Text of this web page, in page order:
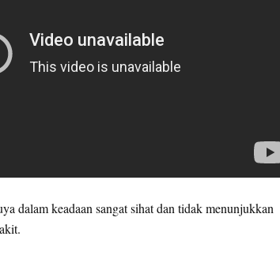
dalam keadaan sangat sihat dan tidak menunjukkan